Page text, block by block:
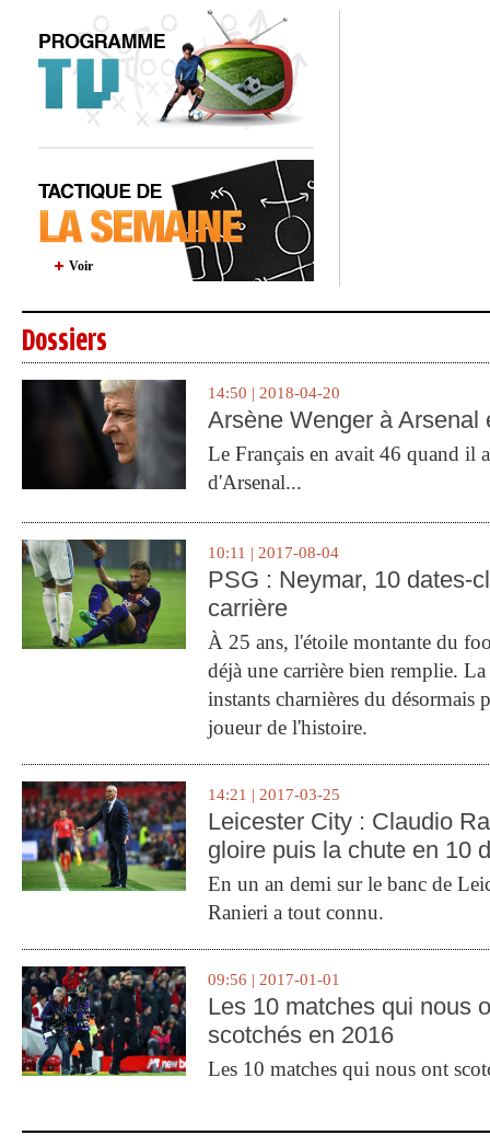
Voir
Dossiers
14:50 | 2018-04-20
Arsène Wenger à Arsenal
Le Français en avait 46 quand il
d'Arsenal...
10:11 | 2017-08-04
PSG : Neymar, 10 dates-
carrière
À 25 ans, l'étoile montante du
déjà une carrière bien remplie.
instants charnières du désormais
joueur de l'histoire.
14:21 | 2017-03-25
Leicester City : Claudio
gloire puis la chute en 10
En un an demi sur le banc de
Ranieri a tout connu.
09:56 | 2017-01-01
Les 10 matches qui nous
scotchés en 2016
Les 10 matches qui nous ont